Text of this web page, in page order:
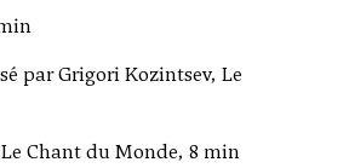
par Grigori Kozintsev, Le
Chant du Monde, 8 min